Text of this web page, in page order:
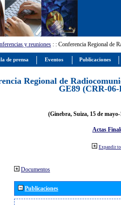
y reuniones : : Conferencia Regional de
Regional de
GE89 (CRR-06-
(Ginebra, Suiza, 15 de
Actas
Expandir
Documentos
Publicaciones
de prensa Eventos Publicaciones